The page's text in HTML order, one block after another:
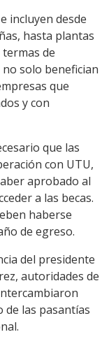
incluyen desde
hasta plantas
de
solo benefician
que
y con
que las
con UTU,
aprobado al
a las becas.
haberse
de egreso.
del presidente
autoridades de
de las pasantías